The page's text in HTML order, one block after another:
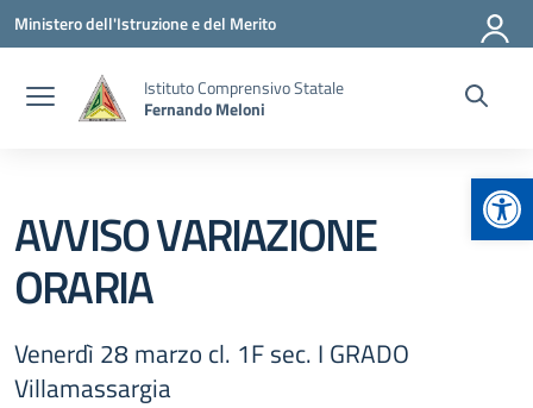
Vai ai contenuti
Vai al menu di navigazione
Vai al footer
Ministero dell'Istruzione e del Merito
Istituto Comprensivo Statale
Fernando Meloni
AVVISO VARIAZIONE
ORARIA
Venerdì 28 marzo cl. 1F sec. I GRADO
Villamassargia